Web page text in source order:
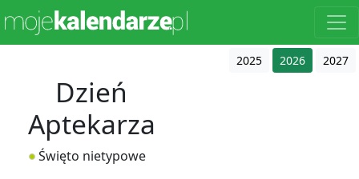
2025 2026 2027
Dzień
Aptekarza
Święto nietypowe